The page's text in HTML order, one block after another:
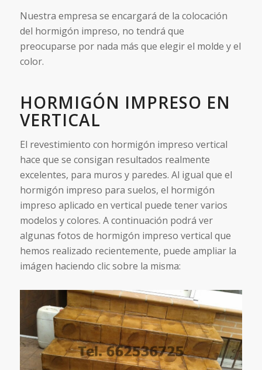
Nuestra empresa se encargará de la colocación
del hormigón impreso, no tendrá que
preocuparse por nada más que elegir el molde y el
color.
HORMIGÓN IMPRESO EN
VERTICAL
El revestimiento con hormigón impreso vertical
hace que se consigan resultados realmente
excelentes, para muros y paredes. Al igual que el
hormigón impreso para suelos, el hormigón
impreso aplicado en vertical puede tener varios
modelos y colores. A continuación podrá ver
algunas fotos de hormigón impreso vertical que
hemos realizado recientemente, puede ampliar la
imágen haciendo clic sobre la misma: